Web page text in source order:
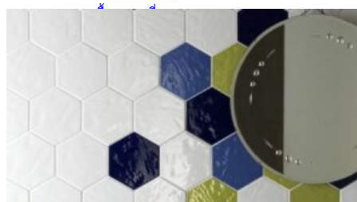
กระเบื้องหกเหลี่ยม
ปูนกาวยาเเนวจระเข้
ปูนกาวยาเเนวเวเบอร์
ผลงานกระเบื้อง
กระเบื้องเลียนแบบหินธรรมชาติ
ผลงานกระเบื้องลายโบราณ
ผลงานกระเบื้องสระว่ายนํ้า
กระเบื้องลายไม้
กระเบื้องลายหินอ่อน